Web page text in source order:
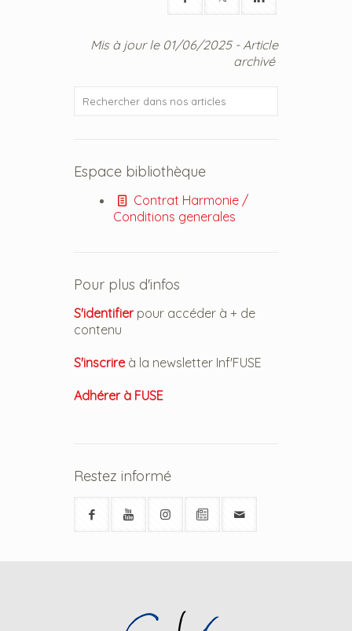
Mis à jour le 01/06/2025 - Article
archivé
Espace bibliothèque
Contrat Harmonie /
Conditions generales
Pour plus d'infos
S'identifierpour accéder à + de
contenu
S'inscrireà la newsletter Inf'FUSE
Adhérer à FUSE
Restez informé